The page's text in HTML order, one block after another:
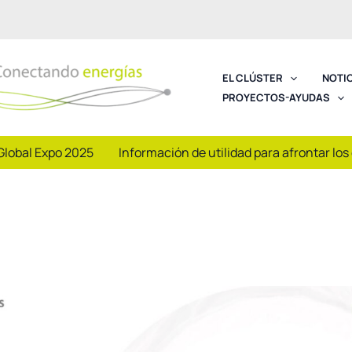
EL CLÚSTER
PROYECTOS-AYUDAS
Expo 2025 Información de utilidad para afrontar los